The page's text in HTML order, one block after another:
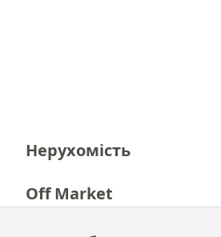
Нерухомість
Off Market